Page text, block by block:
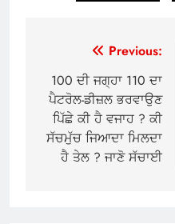
navigation
Previous:
100 ਦੀ ਜਗ੍ਹਾ 110 ਦਾ
ਪੈਟਰੋਲ-ਡੀਜ਼ਲ ਭਰਵਾਉਣ
ਪਿੱਛੇ ਕੀ ਹੈ ਵਜਾਹ ? ਕੀ
ਸੱਚਮੁੱਚ ਜਿਆਦਾ ਮਿਲਦਾ
ਹੈ ਤੇਲ ? ਜਾਣੋ ਸੱਚਾਈ